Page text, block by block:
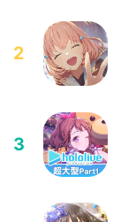
2
3